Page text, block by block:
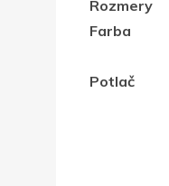
Rozmery
Farba
Potlač